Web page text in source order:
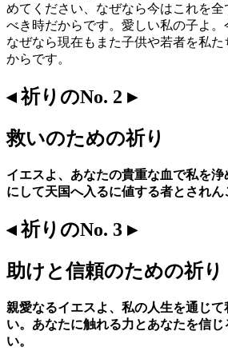
めてください、なぜなら今はこれを
べき時だからです。愛しい私の子よ。
なぜなら現在もまた子供や若者を私
からです。
◂ 祈りのNo. 2 ▸
救いのための祈り
イエスよ、あなたの貴重な血で私を
にして天国へ入るに値する者とされん
◂ 祈りのNo. 3 ▸
助けと信頼のための祈り
親愛なるイエスよ、私の人生を通じ
い。あなたに触れる力とあなたを信
い。